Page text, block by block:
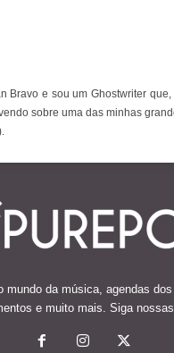
Bravo e sou um Ghostwriter
sobre uma das minhas
mundo da música, agendas
e muito mais. Siga